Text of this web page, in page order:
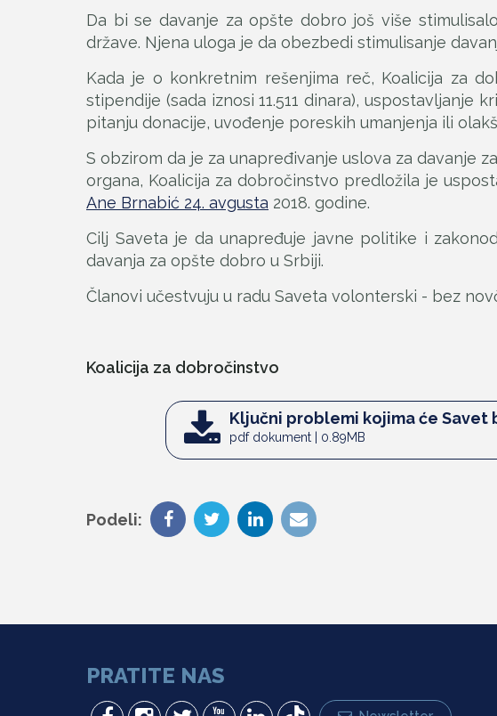
Da bi se davanje za opšte dobro još više
države. Njena uloga je da obezbedi stimulisanje
Kada je o konkretnim rešenjima reč, Koalicija za
stipendije (sada iznosi 11.511 dinara),
pitanju donacije, uvođenje poreskih umanjenja ili
S obzirom da je za unapređivanje uslova za davanje
organa, Koalicija za dobročinstvo predložila je
Ane Brnabić 24. avgusta 2018. godine.
Cilj Saveta je da unapređuje javne politike i
davanja za opšte dobro u Srbiji.
Članovi učestvuju u radu Saveta volonterski - bez
Koalicija za dobročinstvo
Ključni problemi kojima će Savet
pdf dokument | 0.89MB
Podeli:
PRATITE NAS